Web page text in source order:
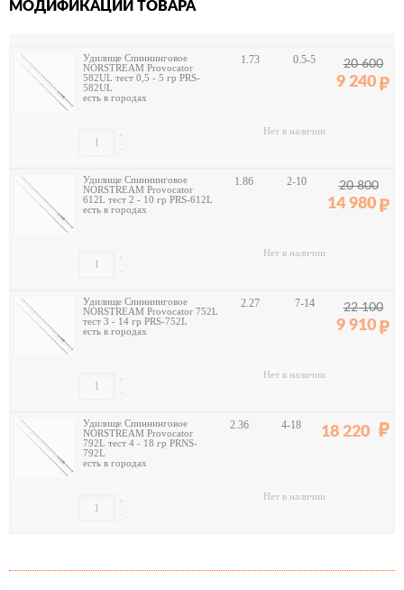
МОДИФИКАЦИИ ТОВАРА
Удилище Спиннинговое
NORSTREAM Provocator
582UL тест 0,5 - 5 гр PRS-
582UL
есть в городах
1.73 0.5-5 20 600
9 240
-
+ Нет в наличии
Удилище Спиннинговое
NORSTREAM Provocator
612L тест 2 - 10 гр PRS-612L
есть в городах
1.86 2-10 20 800
14 980
-
+ Нет в наличии
Удилище Спиннинговое
NORSTREAM Provocator 752L
тест 3 - 14 гр PRS-752L
есть в городах
2.27 7-14 22 100
9 910
-
+ Нет в наличии
Удилище Спиннинговое
NORSTREAM Provocator
792L тест 4 - 18 гр PRNS-
792L
есть в городах
2.36 4-18 18 220
-
+ Нет в наличии